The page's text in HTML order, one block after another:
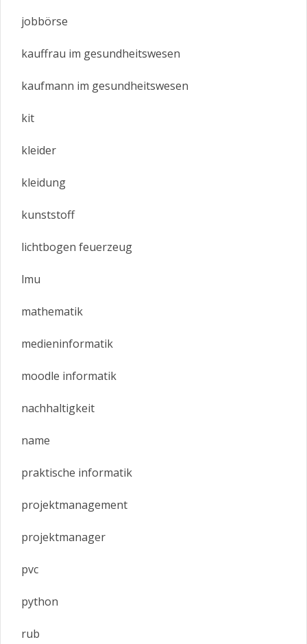
jobbörse
kauffrau im gesundheitswesen
kaufmann im gesundheitswesen
kit
kleider
kleidung
kunststoff
lichtbogen feuerzeug
lmu
mathematik
medieninformatik
moodle informatik
nachhaltigkeit
name
praktische informatik
projektmanagement
projektmanager
pvc
python
rub